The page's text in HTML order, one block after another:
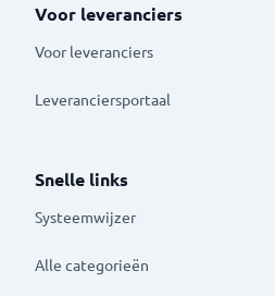
Voor leveranciers
Voor leveranciers
Leveranciersportaal
Snelle links
Systeemwijzer
Alle categorieën